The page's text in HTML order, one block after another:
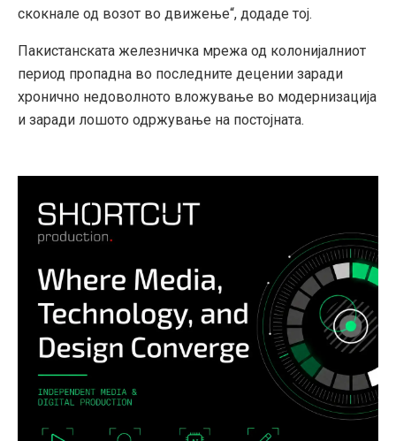
скокнале од возот во движење“, додаде тој.
Пакистанската железничка мрежа од колонијалниот
период пропадна во последните децении заради
хронично недоволното вложување во модернизација
и заради лошото одржување на постојната.